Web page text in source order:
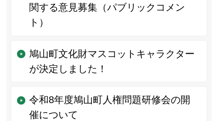
関する意見募集（パブリックコメン
ト）
鳩山町文化財マスコットキャラクター
が決定しました！
令和8年度鳩山町人権問題研修会の開
催について